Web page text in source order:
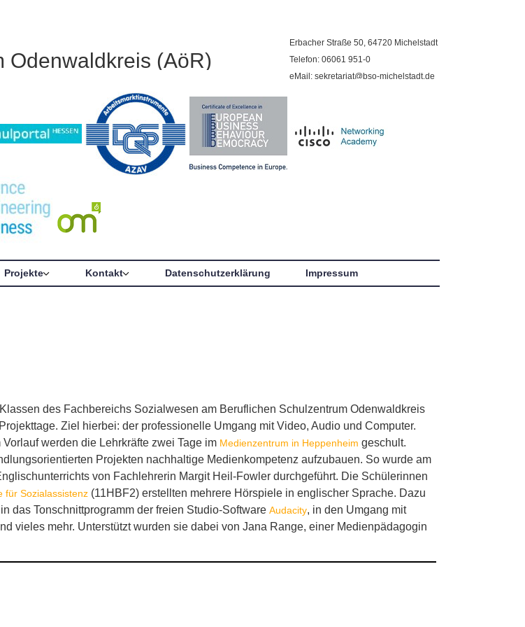
Odenwaldkreis (AöR)
Erbacher Straße 50, 64720 Michelstadt
Telefon: 06061 951-0
eMail: sekretariat@bso-michelstadt.de
Projekte Kontakt Datenschutzerklärung Impressum
des Fachbereichs Sozialwesen am Beruflichen Schulzentrum Odenwaldkreis
Ziel hierbei: der professionelle Umgang mit Video, Audio und Computer.
Vorlauf werden die Lehrkräfte zwei Tage im Medienzentrum in Heppenheim geschult.
Projekten nachhaltige Medienkompetenz aufzubauen. So wurde am
von Fachlehrerin Margit Heil-Fowler durchgeführt. Die Schülerinnen
für Sozialassistenz (11HBF2) erstellten mehrere Hörspiele in englischer Sprache. Dazu
das Tonschnittprogramm der freien Studio-Software Audacity, in den Umgang mit
vieles mehr. Unterstützt wurden sie dabei von Jana Range, einer Medienpädagogin